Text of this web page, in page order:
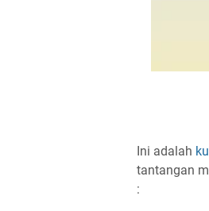
Ini adalah
tantangan
: